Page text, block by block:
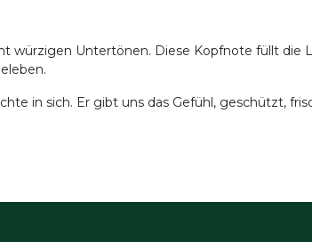
würzigen Untertönen. Diese Kopfnote füllt die
in sich. Er gibt uns das Gefühl, geschützt,